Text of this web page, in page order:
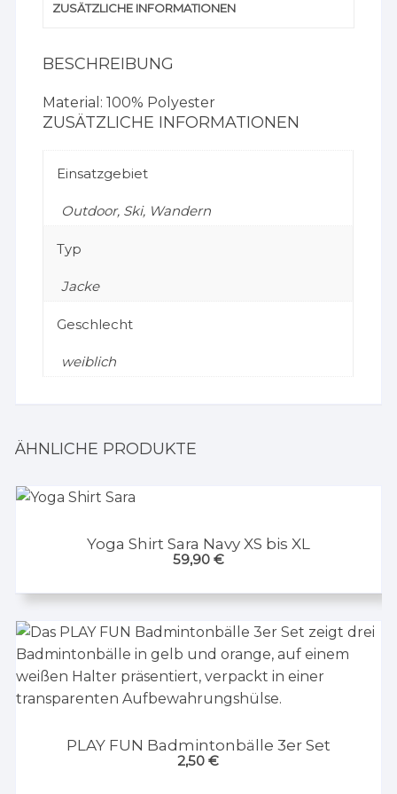
ZUSÄTZLICHE INFORMATIONEN
BESCHREIBUNG
Material: 100% Polyester
ZUSÄTZLICHE INFORMATIONEN
Einsatzgebiet
Outdoor, Ski, Wandern
Typ
Jacke
Geschlecht
weiblich
ÄHNLICHE PRODUKTE
Yoga Shirt Sara Navy XS bis XL
59,90 €
PLAY FUN Badmintonbälle 3er Set
2,50€